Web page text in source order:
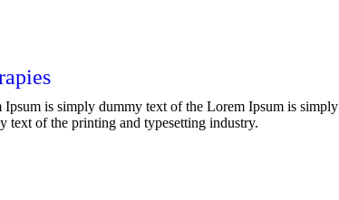
Ipsum is simply dummy text of the Lorem Ipsum is simply
text of the printing and typesetting industry.